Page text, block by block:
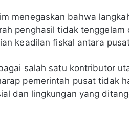
menegaskan bahwa
penghasil tidak
keadilan fiskal antara
salah satu kontributor
pemerintah pusat tidak
dan lingkungan yang